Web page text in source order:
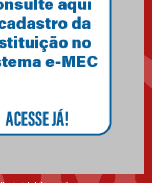
Primeiro culto do ano ressalta o
27.02.2026